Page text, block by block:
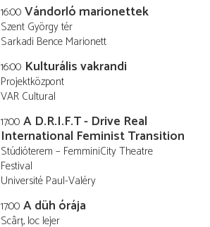
16:00 Vándorló marionettek
Szent György tér
Sarkadi Bence Marionett
16:00 Kulturális vakrandi
Projektközpont
VAR Cultural
17:00 A D.R.I.F.T - Drive Real
International Feminist Transition
Stúdióterem – FemminiCity Theatre
Festival
Université Paul-Valéry
17:00 A düh órája
Scârț, loc lejer